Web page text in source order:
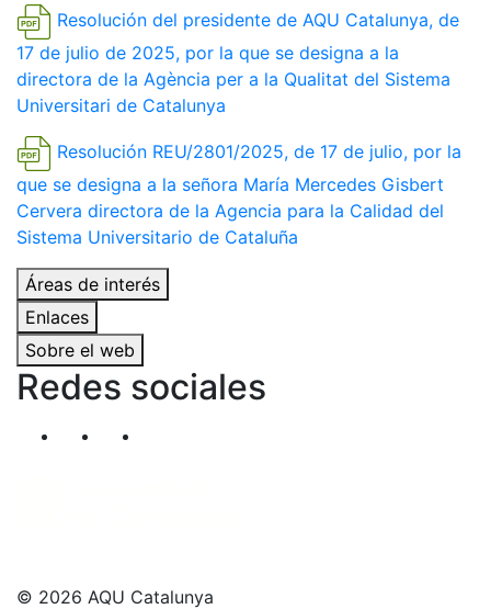
Resolución del presidente de AQU Catalunya, de
17 de julio de 2025, por la que se designa a la
directora de la Agència per a la Qualitat del Sistema
Universitari de Catalunya
Resolución REU/2801/2025, de 17 de julio, por la
que se designa a la señora María Mercedes Gisbert
Cervera directora de la Agencia para la Calidad del
Sistema Universitario de Cataluña
Áreas de interés
Enlaces
Sobre el web
Redes sociales
Segueix-nos al nostre canal de Twitter
© 2026 AQU Catalunya